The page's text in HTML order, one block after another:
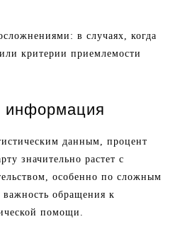
в случаях, когда
критерии приемлемости
информация
данным, процент
значительно растет с
особенно по сложным
обращения к
помощи.